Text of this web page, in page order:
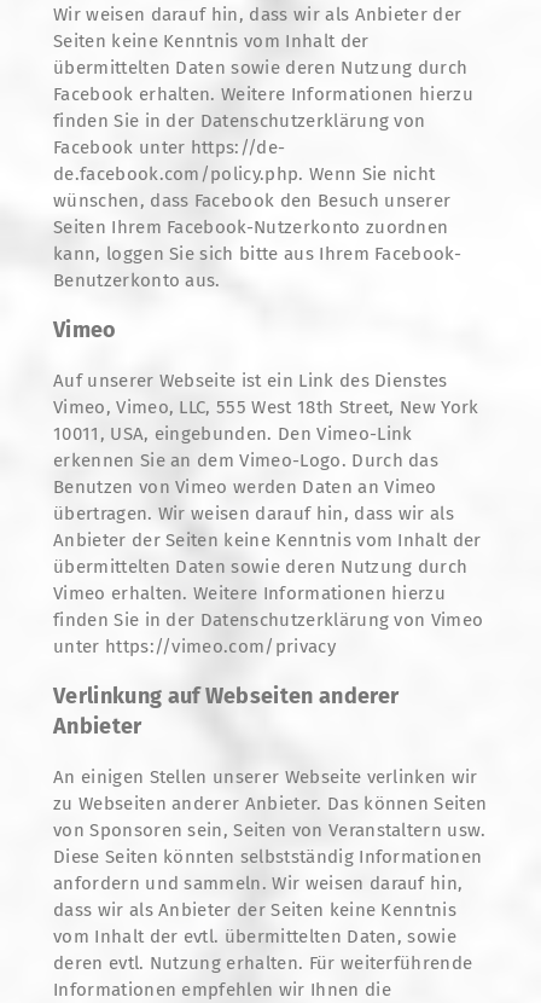
Wir weisen darauf hin, dass wir als Anbieter der
Seiten keine Kenntnis vom Inhalt der
übermittelten Daten sowie deren Nutzung durch
Facebook erhalten. Weitere Informationen hierzu
finden Sie in der Datenschutzerklärung von
Facebook unter https://de-
de.facebook.com/policy.php. Wenn Sie nicht
wünschen, dass Facebook den Besuch unserer
Seiten Ihrem Facebook-Nutzerkonto zuordnen
kann, loggen Sie sich bitte aus Ihrem Facebook-
Benutzerkonto aus.
Vimeo
Auf unserer Webseite ist ein Link des Dienstes
Vimeo, Vimeo, LLC, 555 West 18th Street, New York
10011, USA, eingebunden. Den Vimeo-Link
erkennen Sie an dem Vimeo-Logo. Durch das
Benutzen von Vimeo werden Daten an Vimeo
übertragen. Wir weisen darauf hin, dass wir als
Anbieter der Seiten keine Kenntnis vom Inhalt der
übermittelten Daten sowie deren Nutzung durch
Vimeo erhalten. Weitere Informationen hierzu
finden Sie in der Datenschutzerklärung von Vimeo
unter https://vimeo.com/privacy
Verlinkung auf Webseiten anderer
Anbieter
An einigen Stellen unserer Webseite verlinken wir
zu Webseiten anderer Anbieter. Das können Seiten
von Sponsoren sein, Seiten von Veranstaltern usw.
Diese Seiten könnten selbstständig Informationen
anfordern und sammeln. Wir weisen darauf hin,
dass wir als Anbieter der Seiten keine Kenntnis
vom Inhalt der evtl. übermittelten Daten, sowie
deren evtl. Nutzung erhalten. Für weiterführende
Informationen empfehlen wir Ihnen die